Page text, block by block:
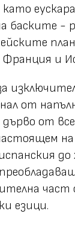
баските -
и
от
от
езици.